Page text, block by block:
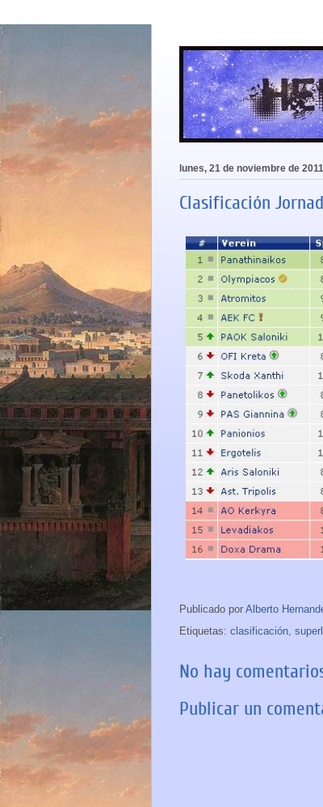
lunes, 21 de noviembre de 2011
Clasificación
Publicado por Alberto
Etiquetas: clasificación
No hay
Publicar un